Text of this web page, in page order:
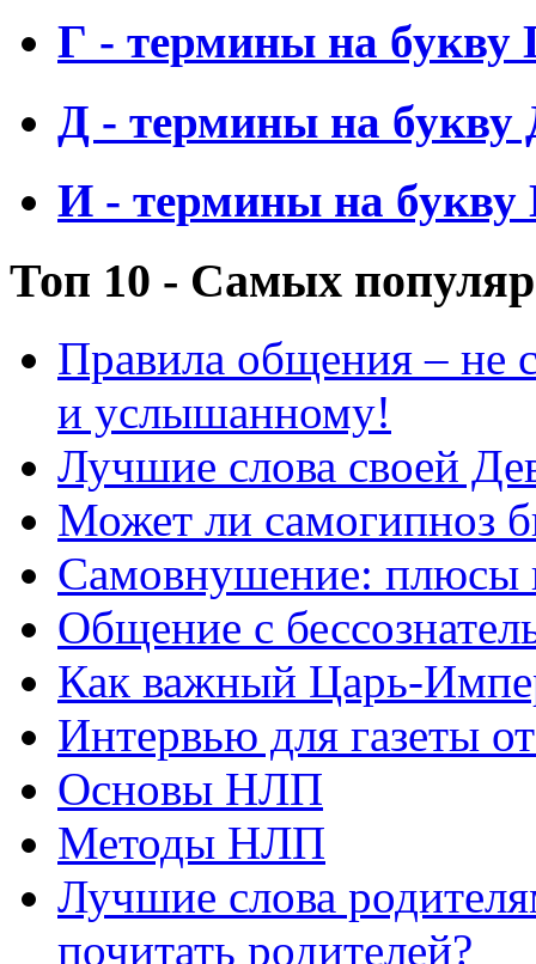
Г - термины на букву
Д - термины на букву
И - термины на букву
Топ 10 - Самых
Правила общения – не
и услышанному!
Лучшие слова своей
Может ли самогипноз
Самовнушение: плюсы
Общение с
Как важный Царь-
Интервью для газеты
Основы НЛП
Методы НЛП
Лучшие слова
почитать родителей?